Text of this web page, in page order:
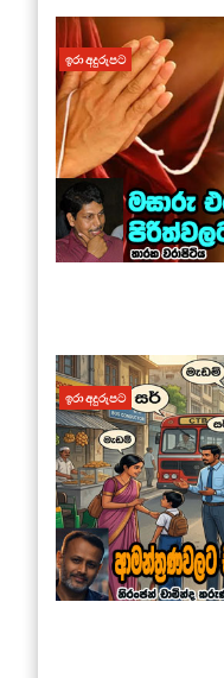
ඉරා අදුරුපට
ඉරා අදුරුපට